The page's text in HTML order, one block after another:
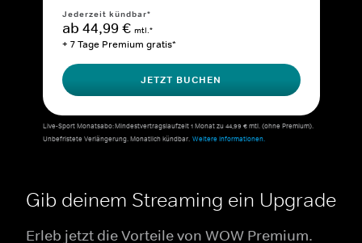
Jederzeit kündbar*
ab 44,99 € mtl.*
+ 7 Tage Premium gratis*
JETZT BUCHEN
Live-Sport Monatsabo: Mindestvertragslaufzeit 1 Monat zu 44,99 € mtl. (ohne Premium).
Unbefristete Verlängerung. Monatlich kündbar. Weitere Informationen.
Gib deinem Streaming ein Upgrade
Erleb jetzt die Vorteile von WOW Premium.